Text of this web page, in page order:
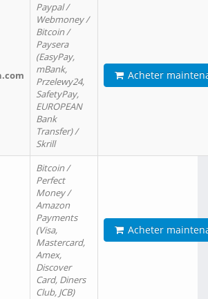
Paypal /
Webmoney /
Bitcoin /
Paysera
(EasyPay,
mBank,
Przelewy24,
SafetyPay,
EUROPEAN
Bank
Transfer) /
Skrill
Acheter
Bitcoin /
Perfect
Money /
Amazon
Payments
(Visa,
Mastercard,
Amex,
Discover
Card, Diners
Club, JCB)
Acheter